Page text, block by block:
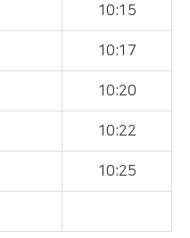
10:15
10:17
10:20
10:22
10:25